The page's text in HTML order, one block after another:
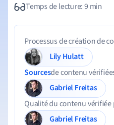
Temps de lecture: 9 min
Processus de création de
Lily Hulatt
Sourcesde contenu
Gabriel Freitas
Qualité du contenu vérifiée
Gabriel Freitas